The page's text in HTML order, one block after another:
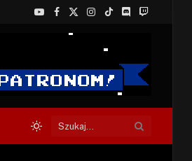
YouTube
Facebook
X
(Twitter)
Instagram
TikTokDiscordTwitch